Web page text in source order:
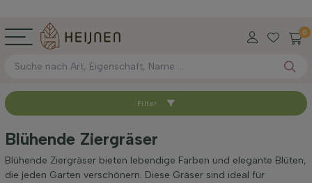
0
Sortieren nach
Verfügbar
Filter
Blühende Ziergräser
Blühende Ziergräser bieten lebendige Farben und elegante Blüten,
die jeden Garten verschönern. Diese Gräser sind ideal für